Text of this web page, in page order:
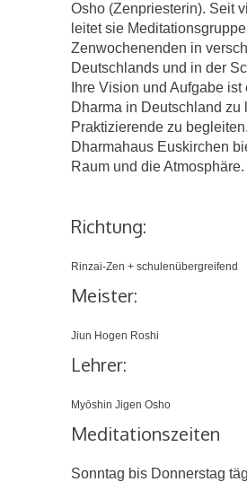
Osho (Zenpriesterin). Seit
leitet sie
Zenwochenenden in
Deutschlands und in der
Ihre Vision und Aufgabe ist
Dharma in Deutschland zu
Praktizierende zu
Dharmahaus Euskirchen
Raum und die Atmosphäre.
Richtung:
Rinzai-Zen + schulenübergreifend
Meister:
Jiun Hogen Roshi
Lehrer:
Myōshin Jigen Osho
Meditationszeiten
Sonntag bis Donnerstag